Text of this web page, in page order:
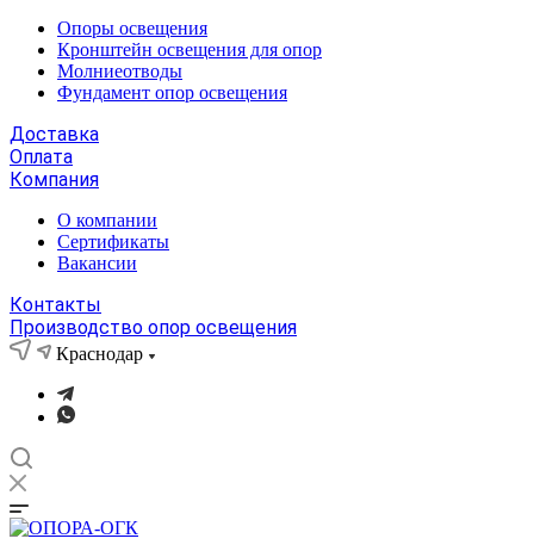
Опоры освещения
Кронштейн освещения для опор
Молниеотводы
Фундамент опор освещения
Доставка
Оплата
Компания
О компании
Сертификаты
Вакансии
Контакты
Производство опор освещения
Краснодар